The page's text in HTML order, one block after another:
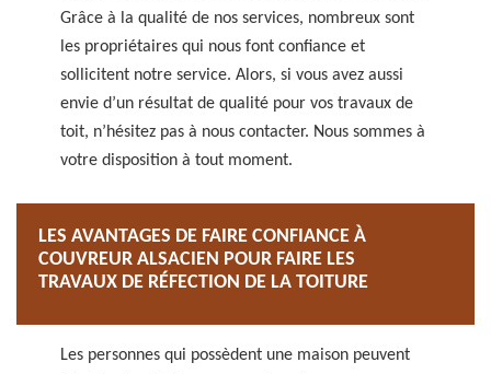
Grâce à la qualité de nos services, nombreux sont
les propriétaires qui nous font confiance et
sollicitent notre service. Alors, si vous avez aussi
envie d’un résultat de qualité pour vos travaux de
toit, n’hésitez pas à nous contacter. Nous sommes à
votre disposition à tout moment.
LES AVANTAGES DE FAIRE CONFIANCE À
COUVREUR ALSACIEN POUR FAIRE LES
TRAVAUX DE RÉFECTION DE LA TOITURE
Les personnes qui possèdent une maison peuvent